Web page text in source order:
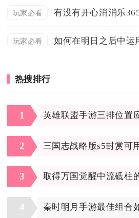
玩家必看
玩家必看
热搜排行
1 英雄联盟手游三排位置
2 三国志战略版s5封赏可
3 取得万国觉醒中流砥柱
4 秦时明月手游最佳组合